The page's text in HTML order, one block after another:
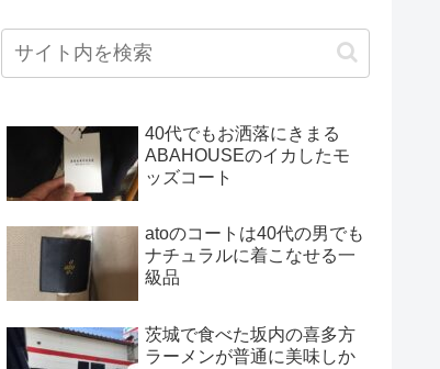
40代でもお洒落にきまる
ABAHOUSEのイカしたモ
ッズコート
atoのコートは40代の男でも
ナチュラルに着こなせる一
級品
茨城で食べた坂内の喜多方
ラーメンが普通に美味しか